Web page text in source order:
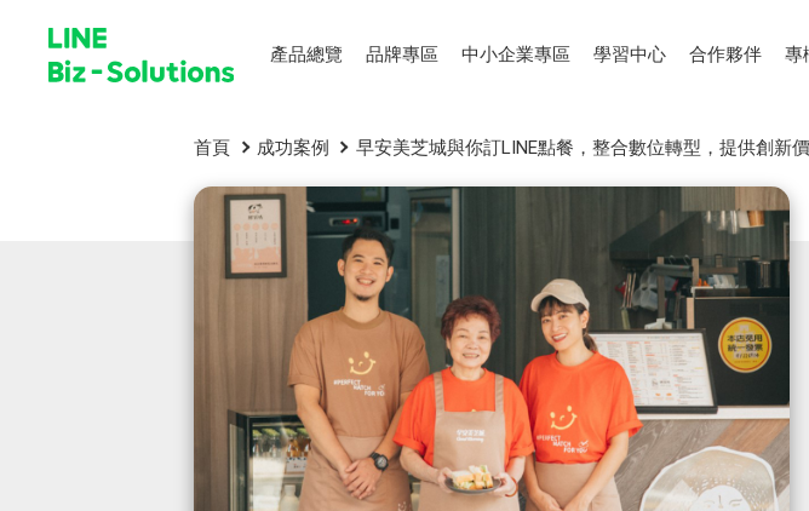
產品總覽 品牌專區 中小企業專區 學習中心 合作夥伴 專
首頁 成功案例 早安美芝城與你訂LINE點餐，整合數位轉型，提供創新